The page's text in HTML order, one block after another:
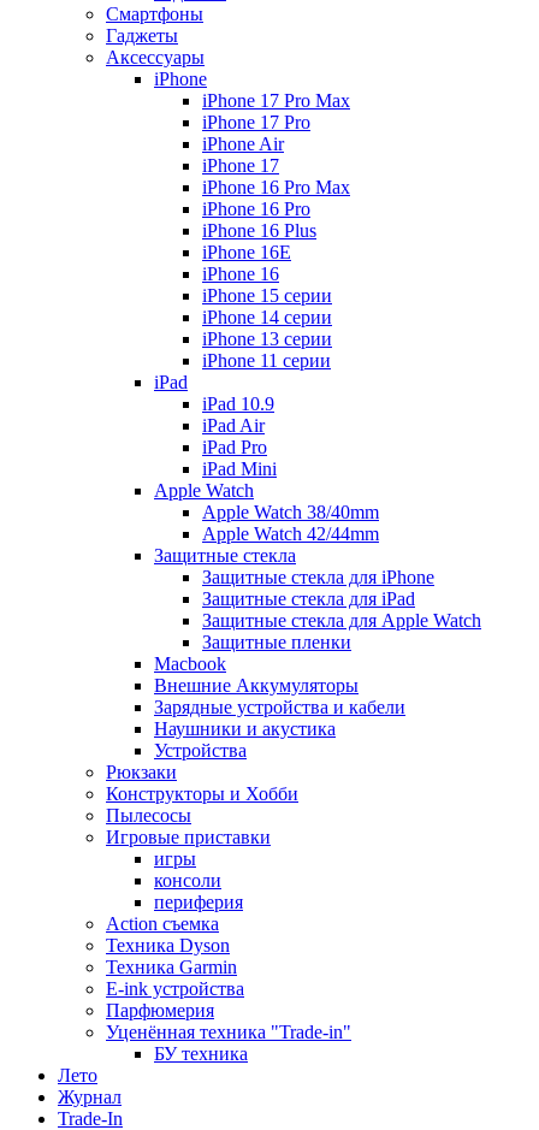
Смартфоны
Гаджеты
Аксессуары
iPhone
iPhone 17 Pro Max
iPhone 17 Pro
iPhone Air
iPhone 17
iPhone 16 Pro Max
iPhone 16 Pro
iPhone 16 Plus
iPhone 16E
iPhone 16
iPhone 15 серии
iPhone 14 серии
iPhone 13 серии
iPhone 11 серии
iPad
iPad 10.9
iPad Air
iPad Pro
iPad Mini
Apple Watch
Apple Watch 38/40mm
Apple Watch 42/44mm
Защитные стекла
Защитные стекла для iPhone
Защитные стекла для iPad
Защитные стекла для Apple Watch
Защитные пленки
Macbook
Внешние Аккумуляторы
Зарядные устройства и кабели
Наушники и акустика
Устройства
Рюкзаки
Конструкторы и Хобби
Пылесосы
Игровые приставки
игры
консоли
периферия
Action съемка
Техника Dyson
Техника Garmin
E-ink устройства
Парфюмерия
Уценённая техника "Trade-in"
БУ техника
Лето
Журнал
Trade-In